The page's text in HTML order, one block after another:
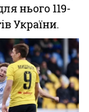
нього 119-
України.